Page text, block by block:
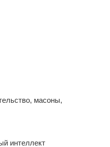
масоны,
интеллект